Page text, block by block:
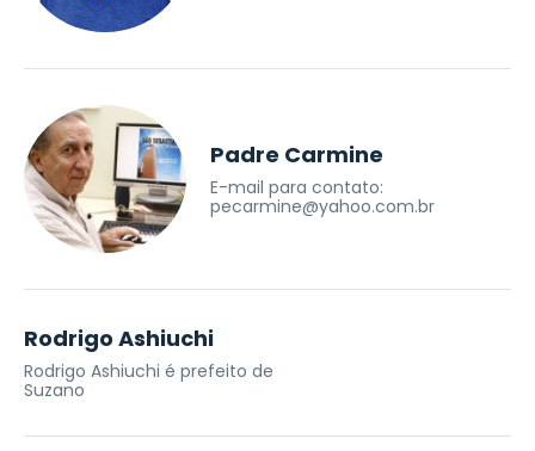
Padre Carmine
E-mail para contato:
pecarmine@yahoo.com.br
Rodrigo Ashiuchi
Rodrigo Ashiuchi é prefeito de
Suzano